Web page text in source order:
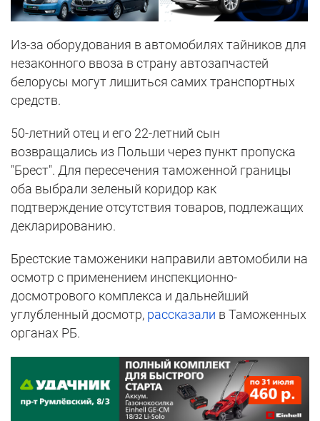
Из-за оборудования в автомобилях тайников для
незаконного ввоза в страну автозапчастей
белорусы могут лишиться самих транспортных
средств.
50-летний отец и его 22-летний сын
возвращались из Польши через пункт пропуска
"Брест". Для пересечения таможенной границы
оба выбрали зеленый коридор как
подтверждение отсутствия товаров, подлежащих
декларированию.
Брестские таможеники направили автомобили на
осмотр с применением инспекционно-
досмотрового комплекса и дальнейший
углубленный досмотр, рассказали в Таможенных
органах РБ.